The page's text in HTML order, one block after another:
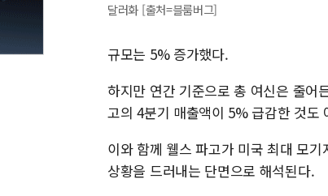
달러화 [출처=블룸버그]
규모는 5% 증가했다.
하지만 연간 기준으로 총 여신은 줄어
고의 4분기 매출액이 5% 급감한 것도
이와 함께 웰스 파고가 미국 최대 모
상황을 드러내는 단면으로 해석된다.